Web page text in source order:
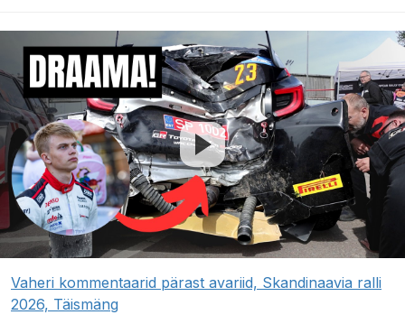
Vaheri kommentaarid pärast avariid, Skandinaavia ralli
2026, Täismäng